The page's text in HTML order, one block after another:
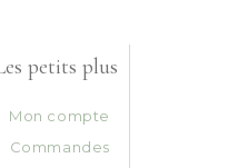
petits plus
Mon compte
Commandes